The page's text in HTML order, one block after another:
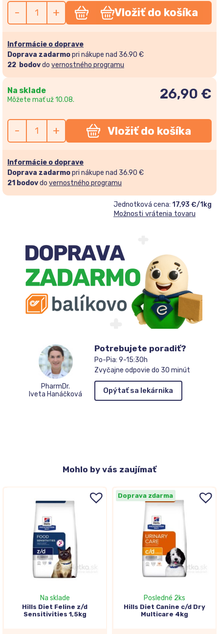
- + Vložiť do košíka
Informácie o doprave
Doprava zadarmopri nákupe nad 36.90 €
22 bodovdo vernostného programu
Na sklade
Môžete mať už 10.08. 26,90 €
- + Vložiť do košíka
Informácie o doprave
Doprava zadarmopri nákupe nad 36.90 €
21 bodovdo vernostného programu
Jednotková cena: 17,93 €/1kg
Možnosti vrátenia tovaru
PharmDr.
Iveta Hanáčková
Potrebujete poradiť?
Po-Pia: 9-15:30h
Zvyčajne odpovie do 30 minút
Opýtať sa lekárnika
Mohlo by vás zaujímať
Na sklade
Hills Diet Feline z/d
Sensitivities 1,5kg
Doprava zdarma
Posledné 2ks
Hills Diet Canine c/d Dry
Multicare 4kg